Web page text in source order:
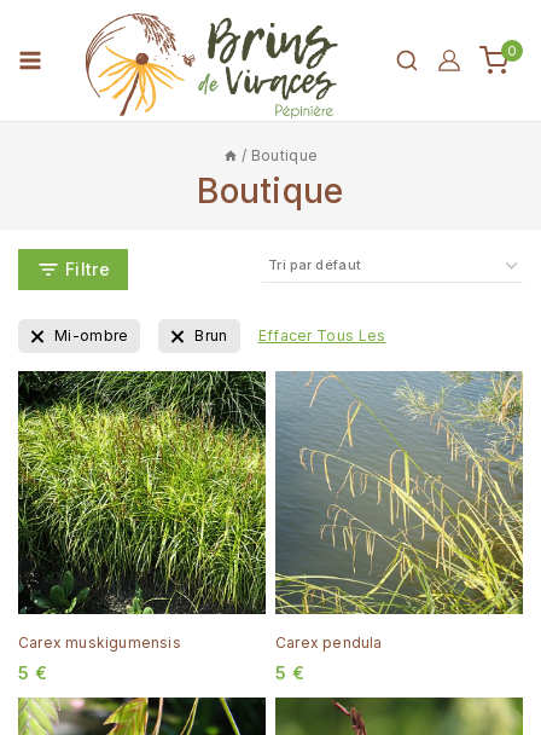
0
/ Boutique
Boutique
Filtre
Mi-ombre Brun Effacer Tous Les
Carex muskigumensis
5 €
Carex pendula
5 €